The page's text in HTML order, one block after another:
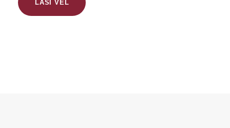
LASI VĒL